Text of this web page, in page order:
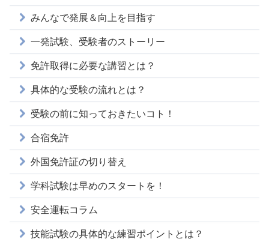
みんなで発展＆向上を目指す
一発試験、受験者のストーリー
免許取得に必要な講習とは？
具体的な受験の流れとは？
受験の前に知っておきたいコト！
合宿免許
外国免許証の切り替え
学科試験は早めのスタートを！
安全運転コラム
技能試験の具体的な練習ポイントとは？